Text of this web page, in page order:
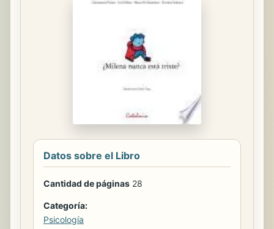
Datos sobre el Libro
Cantidad de páginas 28
Categoría:
Psicología